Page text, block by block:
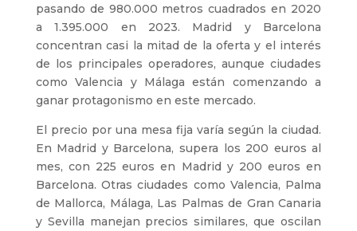
pasando de 980.000 metros cuadrados en 2020
a 1.395.000 en 2023. Madrid y Barcelona
concentran casi la mitad de la oferta y el interés
de los principales operadores, aunque ciudades
como Valencia y Málaga están comenzando a
ganar protagonismo en este mercado.
El precio por una mesa fija varía según la ciudad.
En Madrid y Barcelona, supera los 200 euros al
mes, con 225 euros en Madrid y 200 euros en
Barcelona. Otras ciudades como Valencia, Palma
de Mallorca, Málaga, Las Palmas de Gran Canaria
y Sevilla manejan precios similares, que oscilan